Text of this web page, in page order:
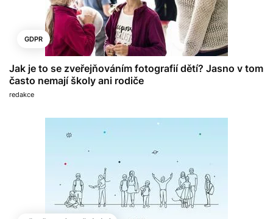
GDPR
Jak je to se zveřejňováním fotografií dětí? Jasno v tom
často nemají školy ani rodiče
redakce